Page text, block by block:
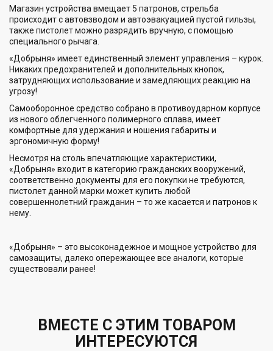
Магазин устройства вмещает 5 патронов, стрельба
происходит с автовзводом и автоэвакуацией пустой гильзы,
также пистолет можно разрядить вручную, с помощью
специального рычага.
«Добрыня» имеет единственный элемент управления – курок.
Никаких предохранителей и дополнительных кнопок,
затрудняющих использование и замедляющих реакцию на
угрозу!
Самооборонное средство собрано в противоударном корпусе
из нового облегченного полимерного сплава, имеет
комфортные для удержания и ношения габариты и
эргономичную форму!
Несмотря на столь впечатляющие характеристики,
«Добрыня» входит в категорию гражданских вооружений,
соответственно документы для его покупки не требуются,
пистолет данной марки может купить любой
совершеннолетний гражданин – то же касается и патронов к
нему.
«Добрыня» – это высоконадежное и мощное устройство для
самозащиты, далеко опережающее все аналоги, которые
существовали ранее!
ВМЕСТЕ С ЭТИМ ТОВАРОМ
ИНТЕРЕСУЮТСЯ